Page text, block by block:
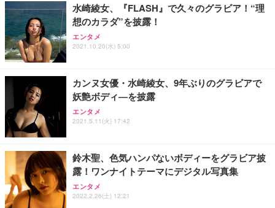
務用 おしゃれ パソコンチェア (ブラック)
Sezlife オフィスチェア デスクチェア 疲れない テレ
ワーク チェア 強化バックレスト 30度ロッキング機
能 人間工学 椅子 腰サポート 90度跳ね上げ式アーム
務用 おしゃれ パソコンチェア (ホワイト)
ANDWINT オフィスチェア デスクチェア 肘なし メ
ッシュ 通気性 ランバーサポート付き 腰サポート ガ
ス圧無段階昇降 360度回転 キャスター付き コンパク
【整備済み品】Dell E2724HS 27インチ 液晶モニタ
ー フルHD（1920×1080）VA 非光沢 HDMI/DisplayP
ort/VGA スピーカー内蔵 高さ調整 スイベル VESA対
【MiniLED/24.5inch/280Hz/FHD】GRAPHT THE S
HOOTER Gaming Monitor 24” Essential ゲーミン
グモニター QD 24.5インチ 1ms FHD 量子ドット 残
Smart Basic(スマートベーシック) 【Amazon.co.jp
限定】 Smart Basic アイリスオーヤマ ペットシーツ
超厚型 お徳用 ワイド 100枚入 (x 1) (ケース販売)
アイリスオーヤマ ペットシーツ 超厚型 お徳用 レギ
ュラー 200枚入【Amazon.co.jp限定】
水崎綾女、『FLASH』で久々のグラビア！“理
想のカラダ”を披露！
エンタメ
2021.10.20(水) 5:00
カンヌ女優・水崎綾女、9年ぶりのグラビアで
妖艶ボディ―を披露
エンタメ
2021.5.11(火) 17:42
鈴木聖、色気ハンパないボディーをグラビア披
露！ワンナイトテーマにデジタル写真集
エンタメ
2022.2.26(土) 12:21